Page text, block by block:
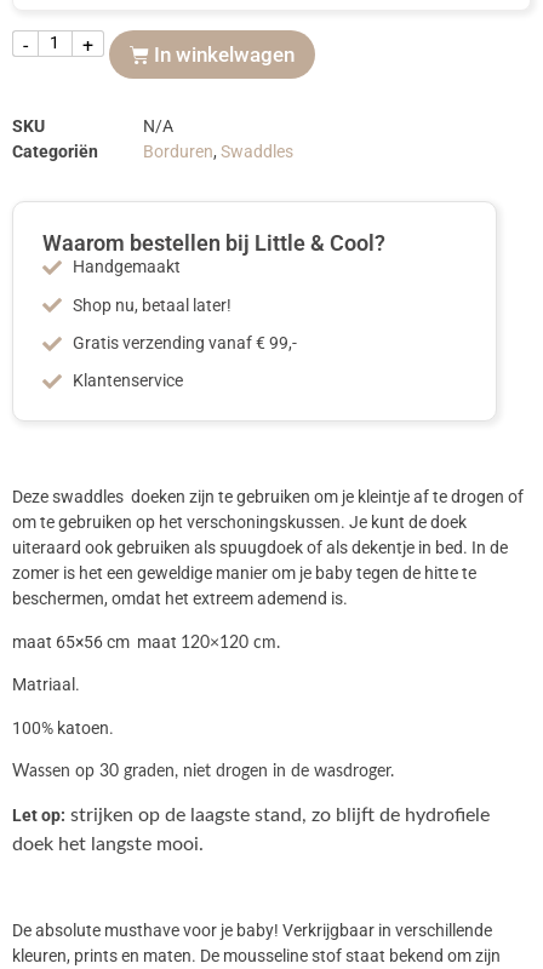
- + In winkelwagen
SKU
N/A
Categoriën
Borduren, Swaddles
Waarom bestellen bij Little & Cool?
Handgemaakt
Shop nu, betaal later!
Gratis verzending vanaf € 99,-
Klantenservice
Deze swaddles doeken zijn te gebruiken om je kleintje af te drogen of
om te gebruiken op het verschoningskussen. Je kunt de doek
uiteraard ook gebruiken als spuugdoek of als dekentje in bed. In de
zomer is het een geweldige manier om je baby tegen de hitte te
beschermen, omdat het extreem ademend is.
maat 65×56 cm maat 120×120 cm.
Matriaal.
100% katoen.
Wassen op 30 graden, niet drogen in de wasdroger.
Let op: strijken op de laagste stand, zo blijft de hydrofiele
doek het langste mooi.
De absolute musthave voor je baby! Verkrijgbaar in verschillende
kleuren, prints en maten. De mousseline stof staat bekend om zijn